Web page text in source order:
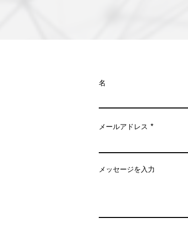
名
メールアドレス
メッセージを入力